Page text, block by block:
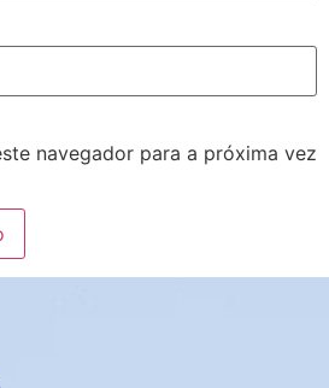
navegador para a próxima vez